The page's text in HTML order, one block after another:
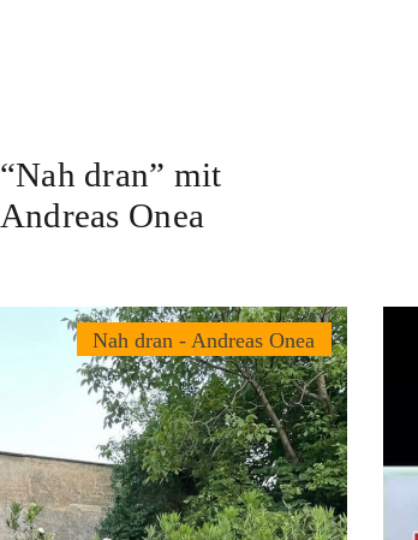
“Nah dran” mit
Andreas Onea
Nah dran - Andreas Onea